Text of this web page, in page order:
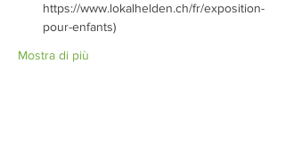
https://www.lokalhelden.ch/fr/exposition-
pour-enfants)
Mostra di più